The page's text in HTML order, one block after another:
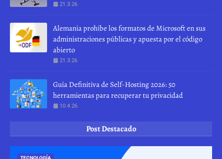
21.3.26
Alemania prohíbe los formatos de Microsoft en sus
administraciones públicas y apuesta por el código
abierto
21.3.26
Guía Definitiva de Self-Hosting 2026: 50
herramientas para recuperar tu privacidad
10.4.26
Post Destacado
TECNOLOGÍA